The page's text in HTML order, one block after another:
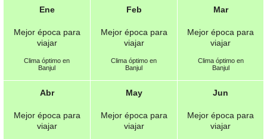
Ene
Mejor época para
viajar
Clima óptimo en
Banjul
Feb
Mejor época para
viajar
Clima óptimo en
Banjul
Mar
Mejor época para
viajar
Clima óptimo en
Banjul
Abr
Mejor época para
viajar
May
Mejor época para
viajar
Jun
Mejor época para
viajar